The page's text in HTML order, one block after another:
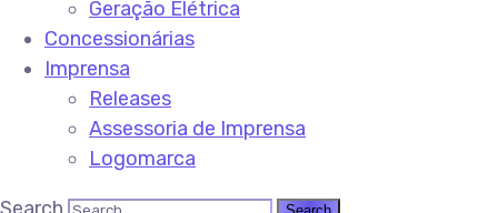
Geração Elétrica
Concessionárias
Imprensa
Releases
Assessoria de Imprensa
Logomarca